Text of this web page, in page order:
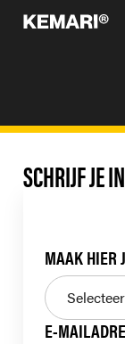
SCHRIJF JE
MAAK HIER
E-